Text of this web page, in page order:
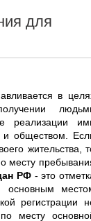
для
в
реализации
и обществом.
жительства,
месту
РФ - это
основным
регистрации
месту